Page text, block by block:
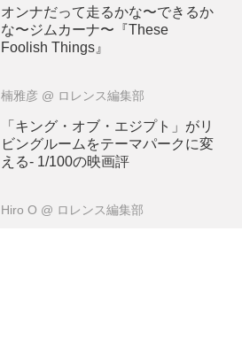
オンナだって走るかな〜できるか
な〜ジムカーナ〜『These
Foolish Things』
楠雅彦 @ ロレンス編集部
「キング・オブ・エジプト」がリ
ビングルームをテーマパークに変
える- 1/100の映画評
Hiro O @ ロレンス編集部